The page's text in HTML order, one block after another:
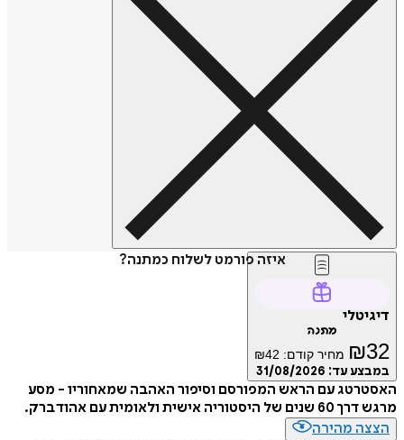
איזה פורמט לשלוח כמתנה?
דיגיטלי
מתנה
₪32 מחיר קודם: ₪42
במבצע עד: 31/08/2026
האסטרטג עם הראש המפורסם וסיפור האהבה שמאחוריו - מסע
מרגש דרך 60 שנים של היסטוריה אישית ולאומית עם אהוד ברק.
הצצה מהירה